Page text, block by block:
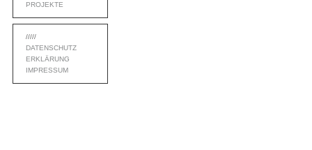
PROJEKTE
/////
DATENSCHUTZ
ERKLÄRUNG
IMPRESSUM